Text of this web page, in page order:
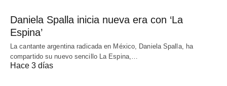
Daniela Spalla inicia nueva era con ‘La
Espina’
La cantante argentina radicada en México, Daniela Spalla, ha
compartido su nuevo sencillo La Espina,…
Hace 3 días